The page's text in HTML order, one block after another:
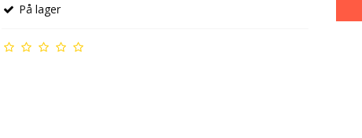
På lager